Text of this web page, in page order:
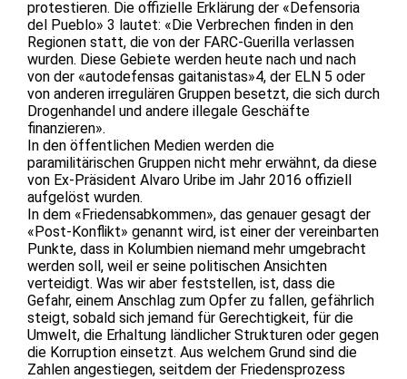
protestieren. Die offizielle Erklärung der «Defensoria
del Pueblo» 3 lautet: «Die Verbrechen finden in den
Regionen statt, die von der FARC-Guerilla verlassen
wurden. Diese Gebiete werden heute nach und nach
von der «autodefensas gaitanistas»4, der ELN 5 oder
von anderen irregulären Gruppen besetzt, die sich durch
Drogenhandel und andere illegale Geschäfte
finanzieren».
In den öffentlichen Medien werden die
paramilitärischen Gruppen nicht mehr erwähnt, da diese
von Ex-Präsident Alvaro Uribe im Jahr 2016 offiziell
aufgelöst wurden.
In dem «Friedensabkommen», das genauer gesagt der
«Post-Konflikt» genannt wird, ist einer der vereinbarten
Punkte, dass in Kolumbien niemand mehr umgebracht
werden soll, weil er seine politischen Ansichten
verteidigt. Was wir aber feststellen, ist, dass die
Gefahr, einem Anschlag zum Opfer zu fallen, gefährlich
steigt, sobald sich jemand für Gerechtigkeit, für die
Umwelt, die Erhaltung ländlicher Strukturen oder gegen
die Korruption einsetzt. Aus welchem Grund sind die
Zahlen angestiegen, seitdem der Friedensprozess